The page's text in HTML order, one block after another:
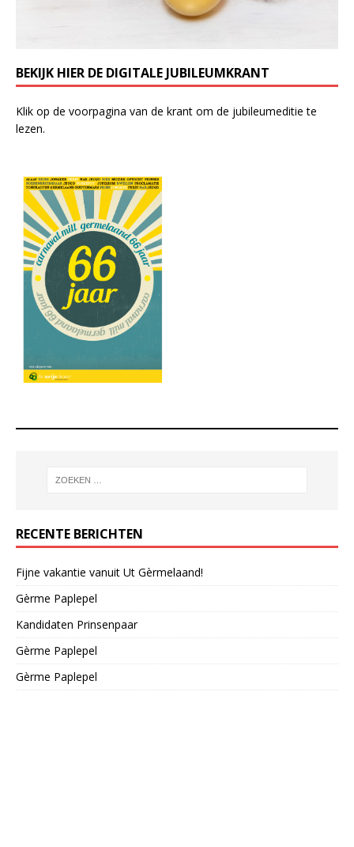
BEKIJK HIER DE DIGITALE JUBILEUMKRANT
Klik op de voorpagina van de krant om de jubileumeditie te
lezen.
RECENTE BERICHTEN
Fijne vakantie vanuit Ut Gèrmelaand!
Gèrme Paplepel
Kandidaten Prinsenpaar
Gèrme Paplepel
Gèrme Paplepel